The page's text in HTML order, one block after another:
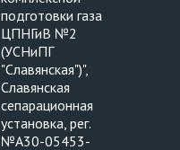
подготовки газа
ЦПНГиВ №2
(УСНиПГ
"Славянская")",
Славянская
сепарационная
установка, рег.
№А30-05453-